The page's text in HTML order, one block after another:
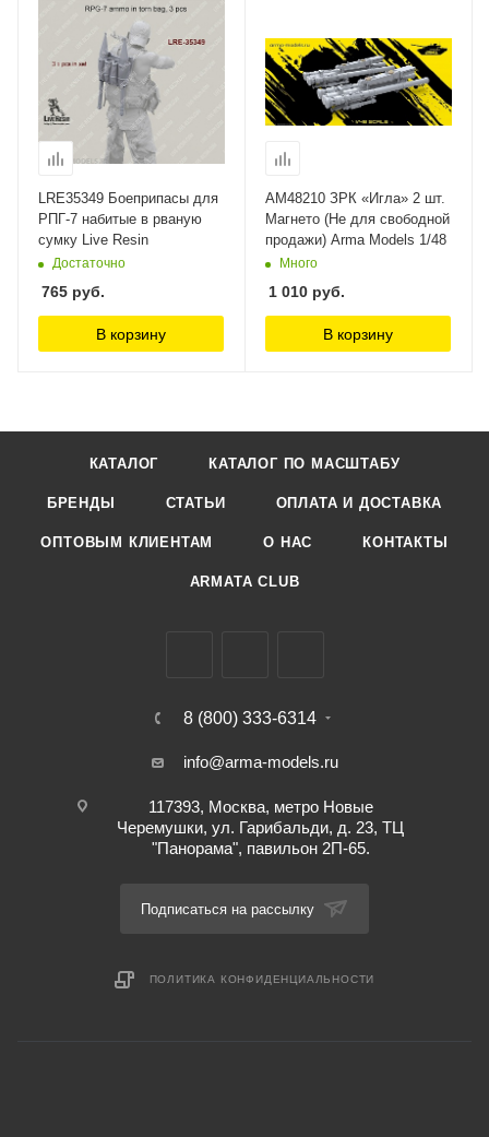
LRE35349 Боеприпасы для
РПГ-7 набитые в рваную
сумку Live Resin
Достаточно
765 руб.
В корзину
AM48210 ЗРК «Игла» 2 шт.
Магнето (Не для свободной
продажи) Arma Models 1/48
Много
1 010 руб.
В корзину
КАТАЛОГ КАТАЛОГ ПО МАСШТАБУ
БРЕНДЫ СТАТЬИ ОПЛАТА И ДОСТАВКА
ОПТОВЫМ КЛИЕНТАМ О НАС КОНТАКТЫ
ARMATA CLUB
8 (800) 333-6314
info@arma-models.ru
117393, Москва, метро Новые
Черемушки, ул. Гарибальди, д. 23, ТЦ
"Панорама", павильон 2П-65.
Подписаться на рассылку
ПОЛИТИКА КОНФИДЕНЦИАЛЬНОСТИ